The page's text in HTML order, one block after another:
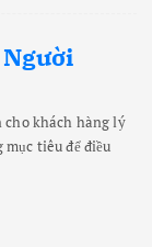
cho khách hàng lý
tiêu để điều